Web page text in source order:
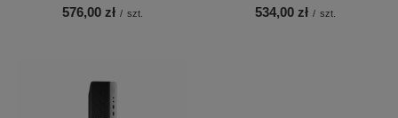
576,00 zł / szt. 534,00 zł / szt.